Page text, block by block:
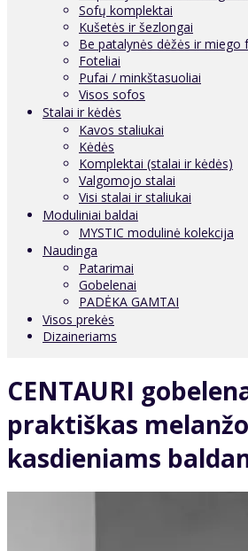
Sofų komplektai
Kušetės ir šezlongai
Be patalynės dėžės ir miego
Foteliai
Pufai / minkštasuoliai
Visos sofos
Stalai ir kėdės
Kavos staliukai
Kėdės
Komplektai (stalai ir kėdės)
Valgomojo stalai
Visi stalai ir staliukai
Moduliniai baldai
MYSTIC modulinė kolekcija
Naudinga
Patarimai
Gobelenai
PADĖKA GAMTAI
Visos prekės
Dizaineriams
CENTAURI
praktiškas
kasdieniams